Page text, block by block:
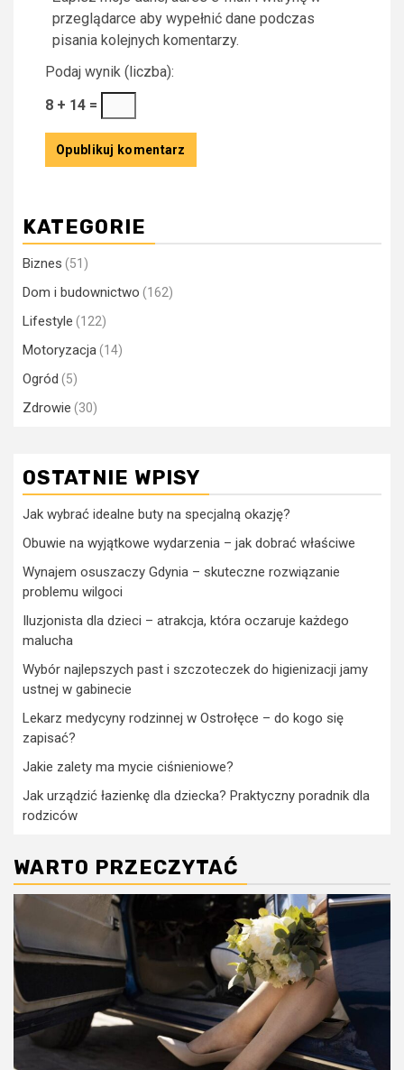
przeglądarce aby wypełnić dane podczas
pisania kolejnych komentarzy.
Podaj wynik (liczba):
8 + 14 =
KATEGORIE
Biznes (51)
Dom i budownictwo (162)
Lifestyle (122)
Motoryzacja (14)
Ogród (5)
Zdrowie (30)
OSTATNIE WPISY
Jak wybrać idealne buty na specjalną okazję?
Obuwie na wyjątkowe wydarzenia – jak dobrać właściwe
Wynajem osuszaczy Gdynia – skuteczne rozwiązanie
problemu wilgoci
Iluzjonista dla dzieci – atrakcja, która oczaruje każdego
malucha
Wybór najlepszych past i szczoteczek do higienizacji jamy
ustnej w gabinecie
Lekarz medycyny rodzinnej w Ostrołęce – do kogo się
zapisać?
Jakie zalety ma mycie ciśnieniowe?
Jak urządzić łazienkę dla dziecka? Praktyczny poradnik dla
rodziców
WARTO PRZECZYTAĆ